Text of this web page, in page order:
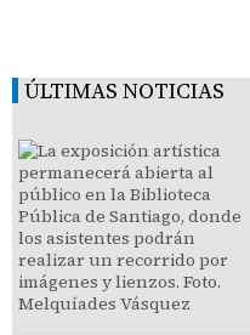
ÚLTIMAS NOTICIAS